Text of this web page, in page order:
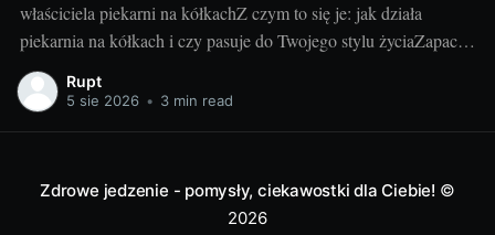
właściciela piekarni na kółkachZ czym to się je: jak działa
piekarnia na kółkach i czy pasuje do Twojego stylu życiaZapach
świeżych bułek o świcie i uśmiechy klientów, gdy otwierasz
klapę auta – za to kocha się piekarnię na kółkach. To mobilny
Rupt
5 sie 2026 • 3 min read
Zdrowe jedzenie - pomysły, ciekawostki dla Ciebie! ©
2026